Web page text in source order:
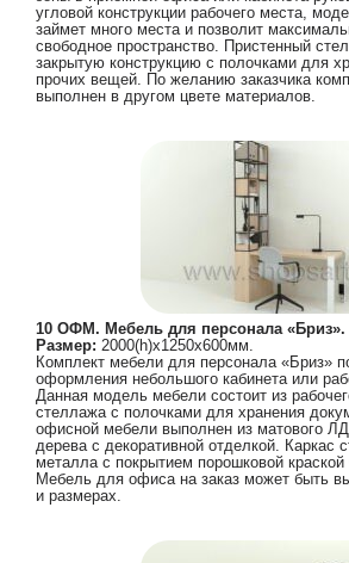
угловой конструкции рабочего места,
займет много места и позволит
свободное пространство. Пристенный
закрытую конструкцию с полочками для
прочих вещей. По желанию заказчика
выполнен в другом цвете материалов.
10 ОФМ. Мебель для персонала «Бриз».
Размер: 2000(h)х1250х600мм.
Комплект мебели для персонала «Бриз»
оформления небольшого кабинета или
Данная модель мебели состоит из
стеллажа с полочками для хранения
офисной мебели выполнен из матового
дерева с декоративной отделкой. Каркас
металла с покрытием порошковой краской
Мебель для офиса на заказ может быть
и размерах.